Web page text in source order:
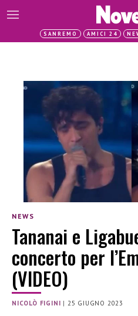
SANREMO AMICI 24
NEWS
Tananai e
concerto per
(VIDEO)
NICOLÒ FIGINI | 25 GIUGNO 2023